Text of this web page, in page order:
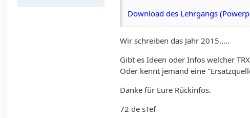
Download des Lehrgangs
Wir schreiben das Jahr 2015.....
Gibt es Ideen oder Infos welcher
Oder kennt jemand eine
Danke für Eure Rückinfos.
72 de sTef